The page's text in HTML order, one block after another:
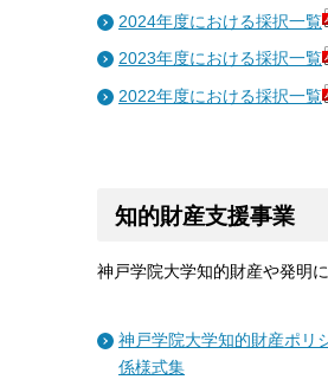
2024年度における採択一覧
2023年度における採択一覧
2022年度における採択一覧
知的財産支援事業
神戸学院大学知的財産や発明
神戸学院大学知的財産ポリ
係様式集